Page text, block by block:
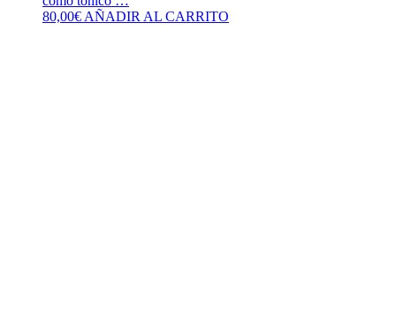
80,00€ AÑADIR AL CARRITO